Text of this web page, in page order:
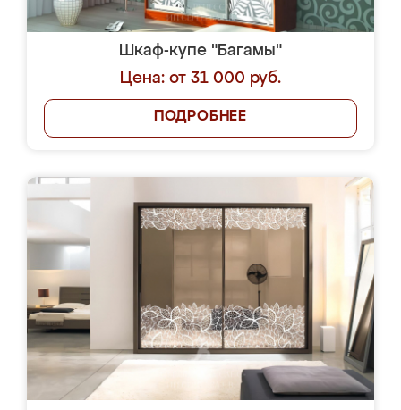
Шкаф-купе "Багамы"
Цена: от 31 000 руб.
ПОДРОБНЕЕ